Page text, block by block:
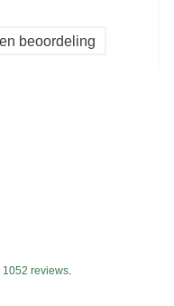
beoordeling
1052 reviews.